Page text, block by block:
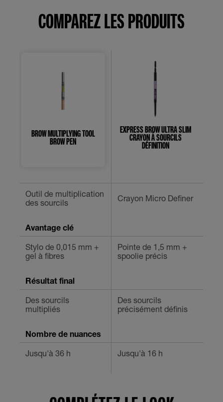
COMPAREZ LES PRODUITS
BROW MULTIPLYING TOOL
BROW PEN
EXPRESS BROW ULTRA SLIM
CRAYON À SOURCILS
DÉFINITION
Outil de multiplication
des sourcils
Crayon Micro Definer
Avantage clé
Stylo de 0,015 mm +
gel à fibres
Pointe de 1,5 mm +
spoolie précis
Résultat final
Des sourcils
multipliés
Des sourcils
précisément définis
Nombre de nuances
Jusqu'à 36 h Jusqu'à 16 h